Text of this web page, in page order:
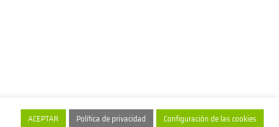
extractivism.de 2026 | Powered by people ... andthoge.de
ACEPTAR Política de privacidad Configuración de las cookies